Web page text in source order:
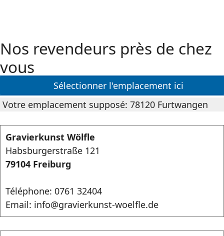
Nos revendeurs près de chez
vous
Sélectionner l'emplacement ici
Votre emplacement supposé: 78120 Furtwangen
Gravierkunst Wölfle
Habsburgerstraße 121
79104 Freiburg
Téléphone: 0761 32404
Email: info@gravierkunst-woelfle.de